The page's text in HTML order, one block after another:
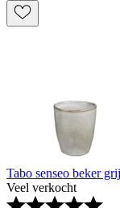
Tabo senseo beker
Veel verkocht